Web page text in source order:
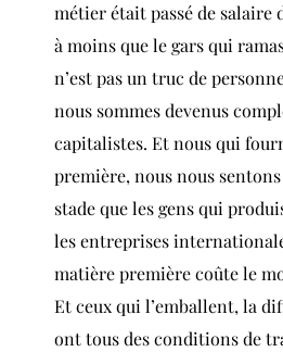
métier était passé de salaire
à moins que le gars qui
n’est pas un truc de
nous sommes devenus
capitalistes. Et nous qui
première, nous nous
stade que les gens qui
les entreprises
matière première coûte le
Et ceux qui l’emballent, la
ont tous des conditions de